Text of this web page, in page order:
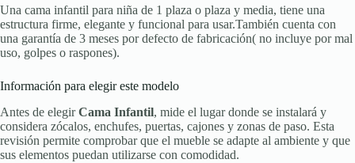
Una cama infantil para niña de 1 plaza o plaza y media, tiene una
estructura firme, elegante y funcional para usar.También cuenta con
una garantía de 3 meses por defecto de fabricación( no incluye por mal
uso, golpes o raspones).
Información para elegir este modelo
Antes de elegirCama Infantil, mide el lugar donde se instalará y
considera zócalos, enchufes, puertas, cajones y zonas de paso. Esta
revisión permite comprobar que el mueble se adapte al ambiente y que
sus elementos puedan utilizarse con comodidad.